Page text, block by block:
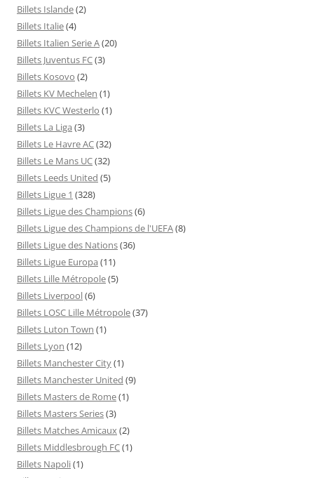
Billets Islande(2)
Billets Italie(4)
Billets Italien Serie A(20)
Billets Juventus FC(3)
Billets Kosovo (2)
Billets KV Mechelen (1)
Billets KVC Westerlo (1)
Billets La Liga (3)
Billets Le Havre AC(32)
Billets Le Mans UC(32)
Billets Leeds United (5)
Billets Ligue 1 (328)
Billets Ligue des Champions(6)
Billets Ligue des Champions de l'UEFA(8)
Billets Ligue des Nations(36)
Billets Ligue Europa (11)
Billets Lille Métropole(5)
Billets Liverpool(6)
Billets LOSC Lille Métropole(37)
Billets Luton Town (1)
Billets Lyon (12)
Billets Manchester City(1)
Billets Manchester United (9)
Billets Masters de Rome(1)
Billets Masters Series(3)
Billets Matches Amicaux(2)
Billets Middlesbrough FC(1)
Billets Napoli(1)